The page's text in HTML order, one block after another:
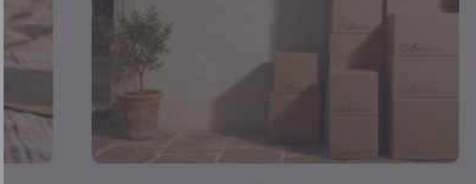
und personalisierten Angeboten